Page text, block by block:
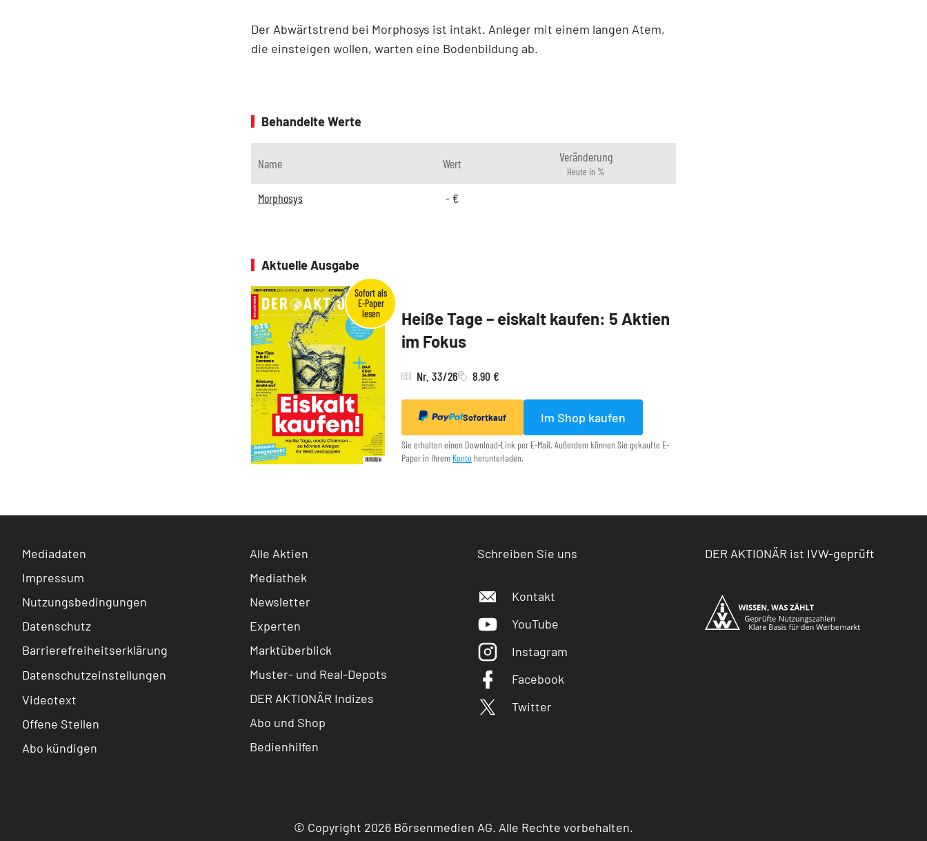
Der Abwärtstrend bei Morphosys ist intakt. Anleger mit einem langen Atem,
die einsteigen wollen, warten eine Bodenbildung ab.
Behandelte Werte
Name Wert Veränderung
Heute in %
Morphosys - €
Aktuelle Ausgabe
Heiße Tage – eiskalt kaufen: 5 Aktien
im Fokus
Nr. 33/26 8,90 €
Sofortkauf Im Shop kaufen
Sie erhalten einen Download-Link per E-Mail. Außerdem können Sie gekaufte E-
Paper in Ihrem Konto herunterladen.
Mediadaten
Impressum
Nutzungsbedingungen
Datenschutz
Barrierefreiheitserklärung
Datenschutzeinstellungen
Videotext
Offene Stellen
Abo kündigen
Alle Aktien
Mediathek
Newsletter
Experten
Marktüberblick
Muster- und Real-Depots
DER AKTIONÄR Indizes
Abo und Shop
Bedienhilfen
Schreiben Sie uns
Kontakt
YouTube
Instagram
Facebook
Twitter
DER AKTIONÄR ist IVW-geprüft
© Copyright 2026 Börsenmedien AG. Alle Rechte vorbehalten.